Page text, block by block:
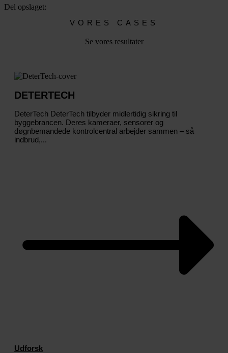
Del opslaget:
VORES CASES
Se vores resultater
DETERTECH
DeterTech DeterTech tilbyder midlertidig sikring til
byggebrancen. Deres kameraer, sensorer og
døgnbemandede kontrolcentral arbejder sammen – så
indbrud,...
Udforsk